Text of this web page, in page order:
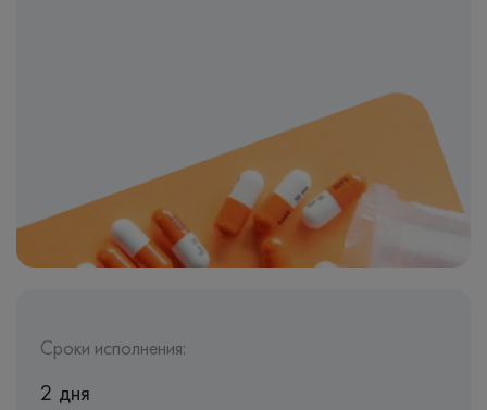
Сроки исполнения:
2 дня